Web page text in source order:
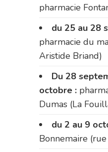
pharmacie
du 25 au 28
pharmacie du
Aristide Briand)
Du 28
octobre :
Dumas (La
du 2 au 9
Bonnemaire